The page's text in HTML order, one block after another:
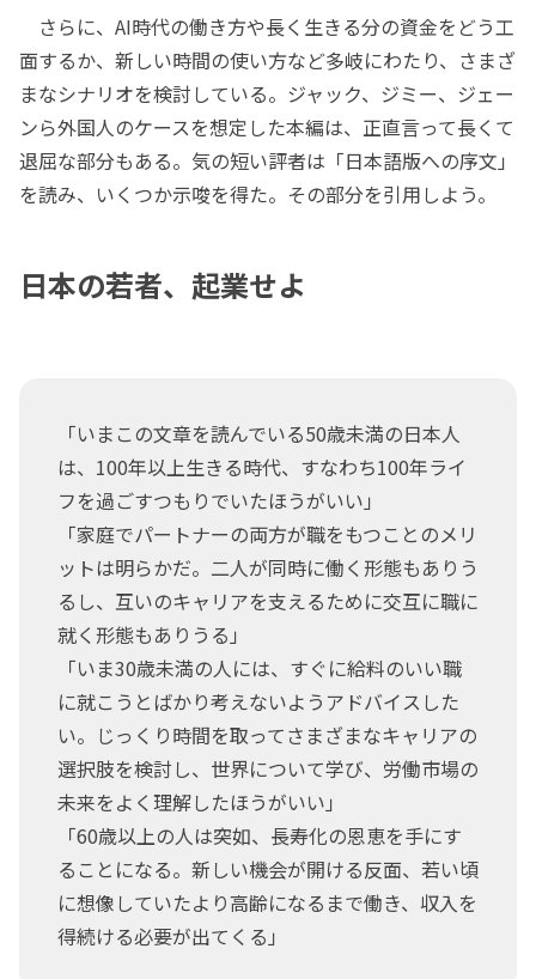
さらに、AI時代の働き方や長く生きる分の資金をどう工
面するか、新しい時間の使い方など多岐にわたり、さまざ
まなシナリオを検討している。ジャック、ジミー、ジェー
ンら外国人のケースを想定した本編は、正直言って長くて
退屈な部分もある。気の短い評者は「日本語版への序文」
を読み、いくつか示唆を得た。その部分を引用しよう。
日本の若者、起業せよ
「いまこの文章を読んでいる50歳未満の日本人
は、100年以上生きる時代、すなわち100年ライ
フを過ごすつもりでいたほうがいい」
「家庭でパートナーの両方が職をもつことのメリ
ットは明らかだ。二人が同時に働く形態もありう
るし、互いのキャリアを支えるために交互に職に
就く形態もありうる」
「いま30歳未満の人には、すぐに給料のいい職
に就こうとばかり考えないようアドバイスした
い。じっくり時間を取ってさまざまなキャリアの
選択肢を検討し、世界について学び、労働市場の
未来をよく理解したほうがいい」
「60歳以上の人は突如、長寿化の恩恵を手にす
ることになる。新しい機会が開ける反面、若い頃
に想像していたより高齢になるまで働き、収入を
得続ける必要が出てくる」